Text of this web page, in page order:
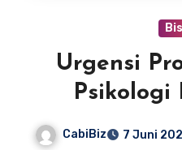
Urgensi
Psikologi
CabiBiz 7 Juni